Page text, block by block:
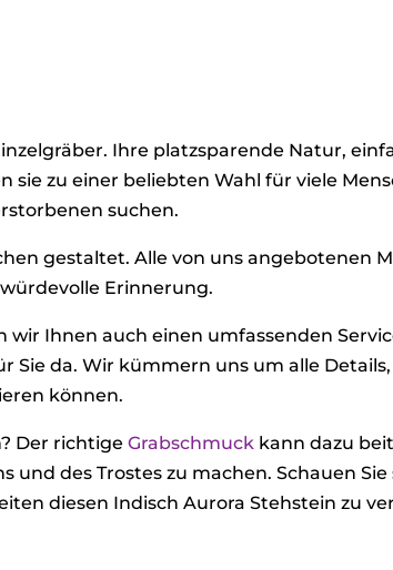
Ihre platzsparende Natur,
zu einer beliebten Wahl für viele
suchen.
gestaltet. Alle von uns angebotenen
Erinnerung.
Ihnen auch einen umfassenden
da. Wir kümmern uns um alle
können.
Der richtigeGrabschmuck kann dazu
des Trostes zu machen. Schauen
diesen Indisch Aurora Stehstein zu